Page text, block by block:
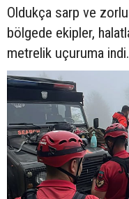
Oldukça sarp ve
bölgede ekipler,
metrelik uçuruma indi.